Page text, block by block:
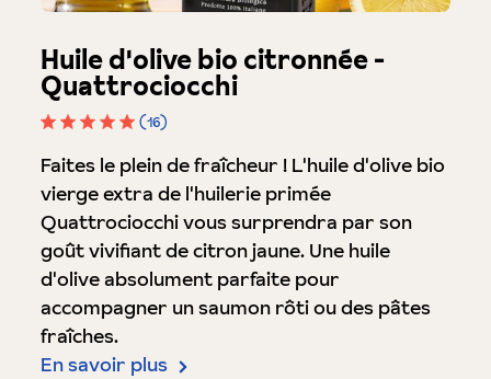
Huile d'olive bio citronnée -
Quattrociocchi
(16)
Faites le plein de fraîcheur ! L'huile d'olive bio
vierge extra de l'huilerie primée
Quattrociocchi vous surprendra par son
goût vivifiant de citron jaune. Une huile
d'olive absolument parfaite pour
accompagner un saumon rôti ou des pâtes
fraîches.
En savoir plus